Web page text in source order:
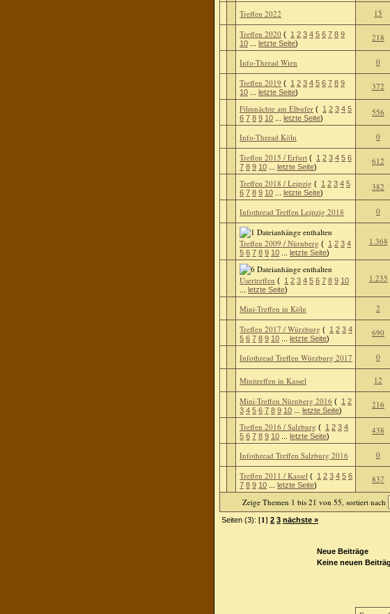
Treffen 2022 15
Treffen 2020 ( 1 2 3 4 5 6 7 8 9
10
letzte Seite)
218
Info-Thread Wien 0
Treffen 2019 ( 1 2 3 4 5 6 7 8 9
10
letzte Seite)
372
Filmnächte am Elbufer ( 1 2 3 4 5
6 7 8 9 10 letzte Seite)
556
Info-Thread Köln 0
Treffen 2015 / Erfurt ( 1 2 3 4 5 6
7 8 9 10 letzte Seite)
612
Treffen 2018 / Leipzig ( 1 2 3 4 5
6 7 8 9 10 letzte Seite)
382
Infothread Treffen Leipzig 2018 0
Treffen 2009 / Nürnberg ( 1 2 3 4
5 6 7 8 9 10 letzte Seite)
1.368
Usertreffen ( 1 2 3 4 5 6 7 8 9 10
letzte Seite)
1.235
Mini-Treffen in Köln 2
Treffen 2017 / Würzburg ( 1 2 3 4
5 6 7 8 9 10 letzte Seite)
690
Infothread Treffen Würzburg 2017 0
Minitreffen in Kassel 12
Mini-Treffen Nürnberg 2016 ( 1 2
3 4 5 6 7 8 9 10 letzte Seite)
216
Treffen 2016 / Salzburg ( 1 2 3 4
5 6 7 8 9 10 letzte Seite)
438
Infothread Treffen Salzburg 2016 0
Treffen 2011 / Kassel ( 1 2 3 4 5 6
7 8 9 10 letzte Seite)
837
Zeige Themen 1 bis 21 von 55, sortiert nach
Seiten (3): [1] 2 3 nächste »
Neue Beiträge
Keine neuen